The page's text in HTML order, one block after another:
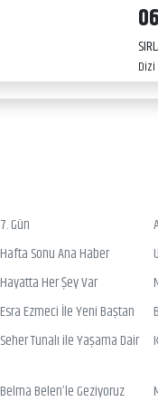
7. Gün
Hafta Sonu Ana Haber
Hayatta Her Şey Var
Esra Ezmeci İle Yeni Baştan
Seher Tunalı ile Yaşama Dair
Belma Belen’le Geziyoruz